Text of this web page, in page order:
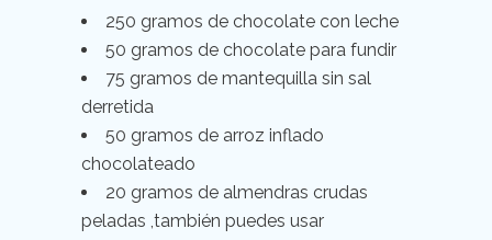
250 gramos de chocolate con leche
50 gramos de chocolate para fundir
75 gramos de mantequilla sin sal
derretida
50 gramos de arroz inflado
chocolateado
20 gramos de almendras crudas
peladas ,también puedes usar